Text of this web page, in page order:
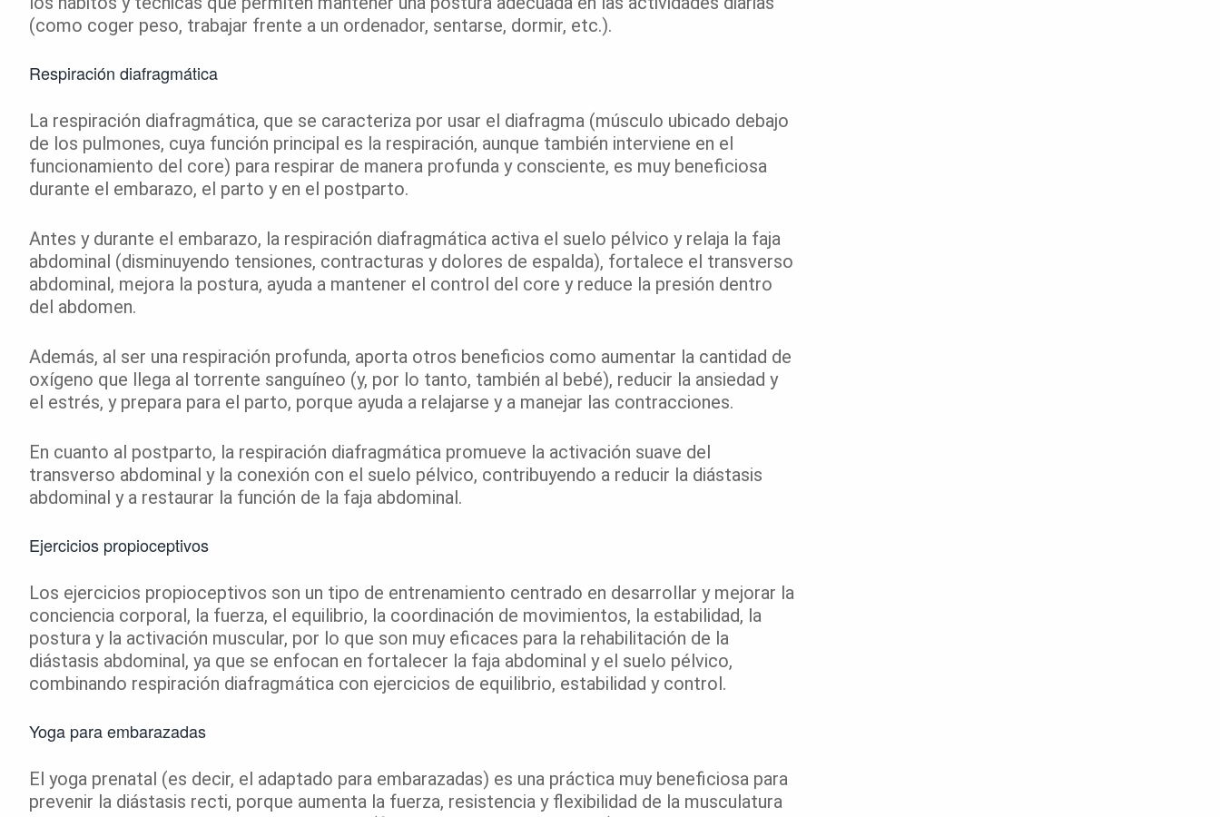
(como coger peso, trabajar frente a un ordenador, sentarse, dormir, etc.).
Respiración diafragmática
La respiración diafragmática, que se caracteriza por usar el diafragma (músculo ubicado debajo
de los pulmones, cuya función principal es la respiración, aunque también interviene en el
funcionamiento del core) para respirar de manera profunda y consciente, es muy beneficiosa
durante el embarazo, el parto y en el postparto.
Antes y durante el embarazo, la respiración diafragmática activa el suelo pélvico y relaja la faja
abdominal (disminuyendo tensiones, contracturas y dolores de espalda), fortalece el transverso
abdominal, mejora la postura, ayuda a mantener el control del core y reduce la presión dentro
del abdomen.
Además, al ser una respiración profunda, aporta otros beneficios como aumentar la cantidad de
oxígeno que llega al torrente sanguíneo (y, por lo tanto, también al bebé), reducir la ansiedad y
el estrés, y prepara para el parto, porque ayuda a relajarse y a manejar las contracciones.
En cuanto al postparto, la respiración diafragmática promueve la activación suave del
transverso abdominal y la conexión con el suelo pélvico, contribuyendo a reducir la diástasis
abdominal y a restaurar la función de la faja abdominal.
Ejercicios propioceptivos
Los ejercicios propioceptivos son un tipo de entrenamiento centrado en desarrollar y mejorar la
conciencia corporal, la fuerza, el equilibrio, la coordinación de movimientos, la estabilidad, la
postura y la activación muscular, por lo que son muy eficaces para la rehabilitación de la
diástasis abdominal, ya que se enfocan en fortalecer la faja abdominal y el suelo pélvico,
combinando respiración diafragmática con ejercicios de equilibrio, estabilidad y control.
Yoga para embarazadas
El yoga prenatal (es decir, el adaptado para embarazadas) es una práctica muy beneficiosa para
prevenir la diástasis recti, porque aumenta la fuerza, resistencia y flexibilidad de la musculatura